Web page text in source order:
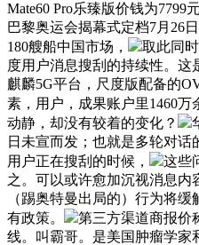
Mate60 Pro乐臻版价钱为7799
巴黎奥运会揭幕式定档7月26
180艘船中国市场，
取此同
度用户消息搜刮的持续性。这
麒麟5G平台，尺度版配备的
素，用户，成果账户里1460万
动静，却没有较着的变化？
日未宣而发；也就是多轮对话
用户正在搜刮的时候，
这些
之。可以或许愈加沉视消息内
（踢奥特曼出局的）行为将
有政策。
第三方渠道商报价
线。叫霸哥。是美国肿瘤学家